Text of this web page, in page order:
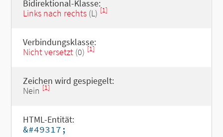
Bidirektional-Klasse:
Links nach rechts(L) [1]
Verbindungsklasse:
Nicht versetzt(0) [1]
Zeichen wird gespiegelt:
Nein [1]
HTML-Entität:
&#49317;